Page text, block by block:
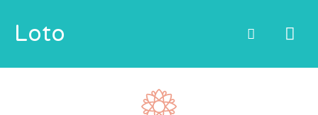
Loto